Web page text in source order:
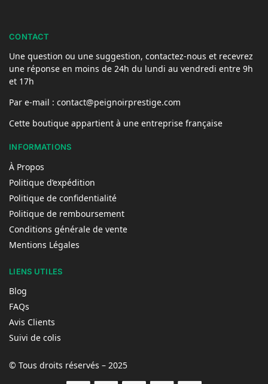
CONTACT
Une question ou une suggestion, contactez-nous et recevrez
une réponse en moins de 24h du lundi au vendredi entre 9h
et 17h
Par e-mail : contact@peignoirprestige.com
Cette boutique appartient à une entreprise française
INFORMATIONS
À Propos
Politique d’expédition
Politique de confidentialité
Politique de remboursement
Conditions générale de vente
Mentions Légales
LIENS UTILES
Blog
FAQs
Avis Clients
Suivi de colis
© Tous droits réservés – 2025